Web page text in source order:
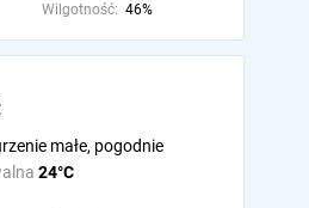
Wilgotność: 46%
24°C
małe, pogodnie